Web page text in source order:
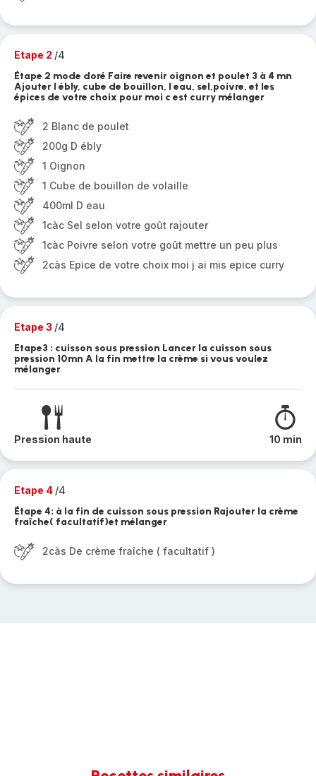
Etape 2 /4
Étape 2 mode doré Faire revenir oignon et poulet 3 à 4 mn
Ajouter l ébly, cube de bouillon, l eau, sel,poivre, et les
épices de votre choix pour moi c est curry mélanger
2 Blanc de poulet
200g D ébly
1 Oignon
1 Cube de bouillon de volaille
400ml D eau
1càc Sel selon votre goût rajouter
1càc Poivre selon votre goût mettre un peu plus
2càs Epice de votre choix moi j ai mis epice curry
Etape 3 /4
Etape3 : cuisson sous pression Lancer la cuisson sous
pression 10mn A la fin mettre la crème si vous voulez
mélanger
Pression haute 10 min
Etape 4 /4
Étape 4: à la fin de cuisson sous pression Rajouter la crème
fraîche( facultatif)et mélanger
2càs De crème fraîche ( facultatif )